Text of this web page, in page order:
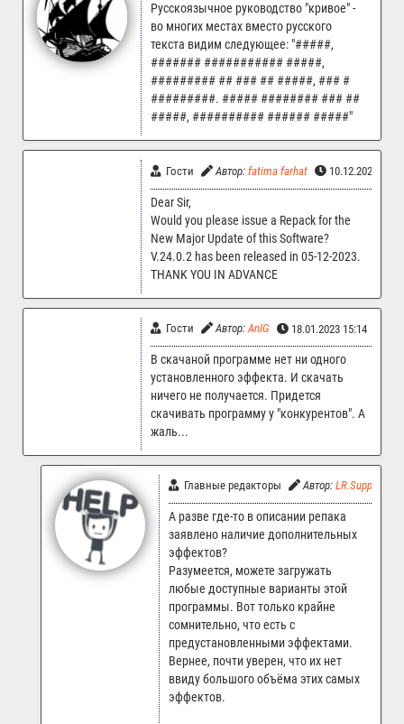
Русскоязычное руководство "кривое" -
во многих местах вместо русского
текста видим следующее: "#####,
####### ########### #####,
######### ## ### ## #####, ### #
#########. ##### ######## ### ##
#####, ########## ###### #####"
Гости Автор: fatima farhat 10.12.2023
Dear Sir,
Would you please issue a Repack for the
New Major Update of this Software?
V.24.0.2 has been released in 05-12-2023.
THANK YOU IN ADVANCE
Гости Автор: AnIG 18.01.2023 15:14
В скачаной программе нет ни одного
установленного эффекта. И скачать
ничего не получается. Придется
скачивать программу у "конкурентов". А
жаль...
Главные редакторы Автор: LR.Support
А разве где-то в описании репака
заявлено наличие дополнительных
эффектов?
Разумеется, можете загружать
любые доступные варианты этой
программы. Вот только крайне
сомнительно, что есть с
предустановленными эффектами.
Вернее, почти уверен, что их нет
ввиду большого объёма этих самых
эффектов.